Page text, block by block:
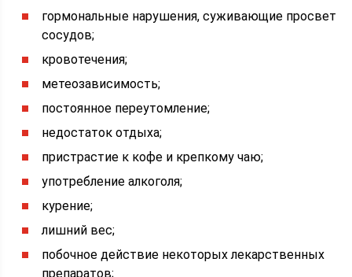
гормональные нарушения, суживающие просвет
сосудов;
кровотечения;
метеозависимость;
постоянное переутомление;
недостаток отдыха;
пристрастие к кофе и крепкому чаю;
употребление алкоголя;
курение;
лишний вес;
побочное действие некоторых лекарственных
препаратов;